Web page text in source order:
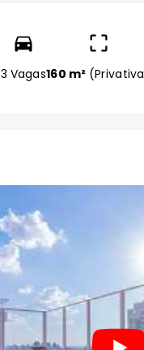
3 Vagas160 m² (Privativa